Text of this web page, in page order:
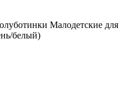
Малодетские для
белый)